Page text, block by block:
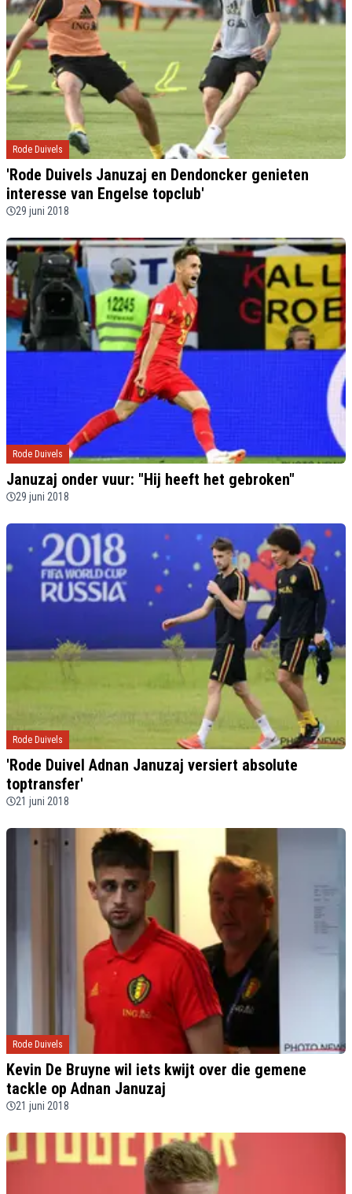
Rode Duivels
'Rode Duivels Januzaj en Dendoncker genieten
interesse van Engelse topclub'
29 juni 2018
Rode Duivels
Januzaj onder vuur: "Hij heeft het gebroken"
29 juni 2018
Rode Duivels
'Rode Duivel Adnan Januzaj versiert absolute
toptransfer'
21 juni 2018
Rode Duivels
Kevin De Bruyne wil iets kwijt over die gemene
tackle op Adnan Januzaj
21 juni 2018